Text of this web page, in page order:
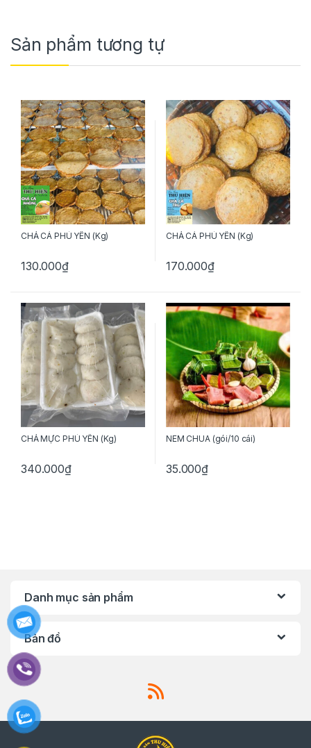
Sản phẩm tương tự
CHẢ CÁ PHÚ YÊN (Kg)
130.000₫
CHẢ CÁ PHÚ YÊN (Kg)
170.000₫
CHẢ MỰC PHÚ YÊN (Kg)
340.000₫
NEM CHUA (gói/10 cái)
35.000₫
Danh mục sản phẩm
Bản đồ